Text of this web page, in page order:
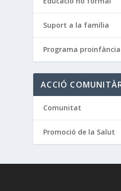
Suport a la família
Programa proinfància
ACCIÓ
Comunitat
Promoció de la Salut